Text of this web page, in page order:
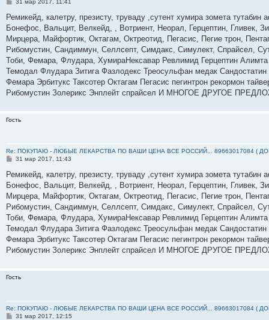
о
щ
е
и
е
31 мар 2017, 11:41
Ремикейд, калетру, презисту, труваду ,сутент хумира зомета
Бонефос, Вальцит, Велкейд, , Вотриент, Неорал, Герцептин, Гливек,
Мирцера, Майфортик, Октагам, Октреотид, Пегасис, Пегие трон,
Рибомустин, Сандиммун, Селлсепт, Симдакс, Симулект, Спрайсел,
Тоби, Фемара, Флудара, ХумираНексавар Ревлимид Герцептин
Темодал Флудара Зитига Фазлодекс Треосульфан медак
Фемара Эрбитукс Таксотер Октагам Пегасис пегинтрон рекормон
Рибомустин Золерикс Энплейт спрайсел И МНОГОЕ ДРУГОЕ
Гость
Re: ПОКУПАЮ - ЛЮБЫЕ ЛЕКАРСТВА ПО ВАШИ ЦЕНА ВСЕ РОССИЙ... 89663017084 (
С
о
щ
е
и
е
31 мар 2017, 11:43
Ремикейд, калетру, презисту, труваду ,сутент хумира зомета
Бонефос, Вальцит, Велкейд, , Вотриент, Неорал, Герцептин, Гливек,
Мирцера, Майфортик, Октагам, Октреотид, Пегасис, Пегие трон,
Рибомустин, Сандиммун, Селлсепт, Симдакс, Симулект, Спрайсел,
Тоби, Фемара, Флудара, ХумираНексавар Ревлимид Герцептин
Темодал Флудара Зитига Фазлодекс Треосульфан медак
Фемара Эрбитукс Таксотер Октагам Пегасис пегинтрон рекормон
Рибомустин Золерикс Энплейт спрайсел И МНОГОЕ ДРУГОЕ
Гость
Re: ПОКУПАЮ - ЛЮБЫЕ ЛЕКАРСТВА ПО ВАШИ ЦЕНА ВСЕ РОССИЙ... 89663017084 (
С31 мар 2017, 12:15